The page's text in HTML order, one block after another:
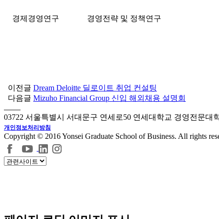
경제경영연구 경영전략 및 정책연구
이전글 Dream Deloitte 딜로이트 취업 컨설팅
다음글 Mizuho Financial Group 신입 해외채용 설명회
03722 서울특별시 서대문구 연세로50 연세대학교 경영전문대
개인정보처리방침
Copyright © 2016 Yonsei Graduate School of Business. All rights